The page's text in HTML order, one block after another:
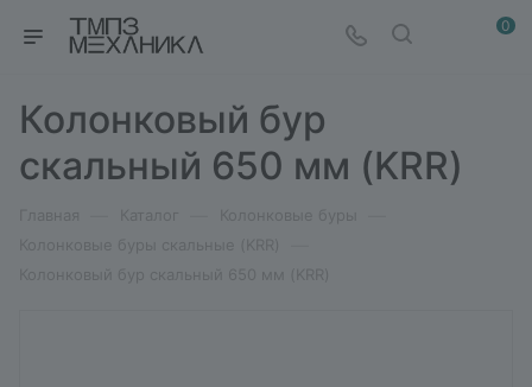
0
Колонковый бур
скальный 650 мм (KRR)